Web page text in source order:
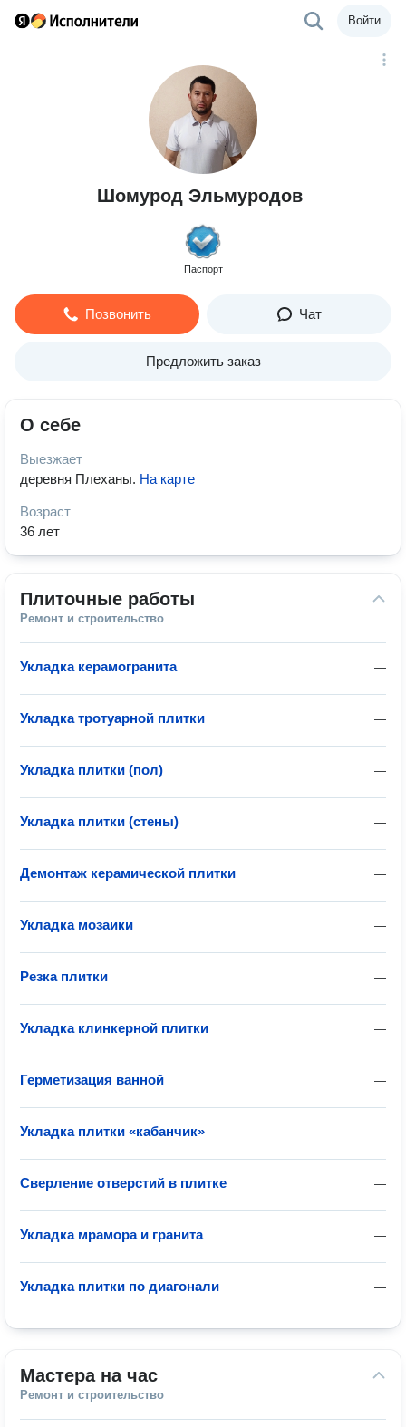
Войти
Шомурод Эльмуродов
Паспорт
Позвонить Чат
Предложить заказ
О себе
Выезжает
деревня Плеханы. На карте
Возраст
36 лет
Плиточные работы
Ремонт и строительство
—
Укладка керамогранита
—
Укладка тротуарной плитки
—
Укладка плитки (пол)
—
Укладка плитки (стены)
—
Демонтаж керамической плитки
—
Укладка мозаики
—
Резка плитки
—
Укладка клинкерной плитки
—
Герметизация ванной
—
Укладка плитки «кабанчик»
—
Сверление отверстий в плитке
—
Укладка мрамора и гранита
—
Укладка плитки по диагонали
Мастера на час
Ремонт и строительство